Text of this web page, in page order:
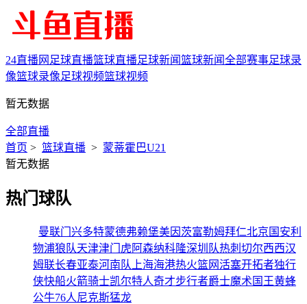
24直播网 足球直播篮球直播足球新闻篮球新闻全部赛事足球录
像篮球录像足球视频篮球视频
暂无数据
全部直播
首页 > 篮球直播 > 蒙蒂霍巴U21
暂无数据
热门球队
曼联门兴多特蒙德弗赖堡美因茨富勒姆拜仁北京国安利
物浦狼队天津津门虎 阿森纳科隆深圳队热刺 切尔西西汉
姆联长春亚泰河南队 上海海港热火篮网活塞开拓者独行
侠快船火箭骑士凯尔特人奇才步行者爵士魔术国王黄蜂
公牛76人 尼克斯猛龙